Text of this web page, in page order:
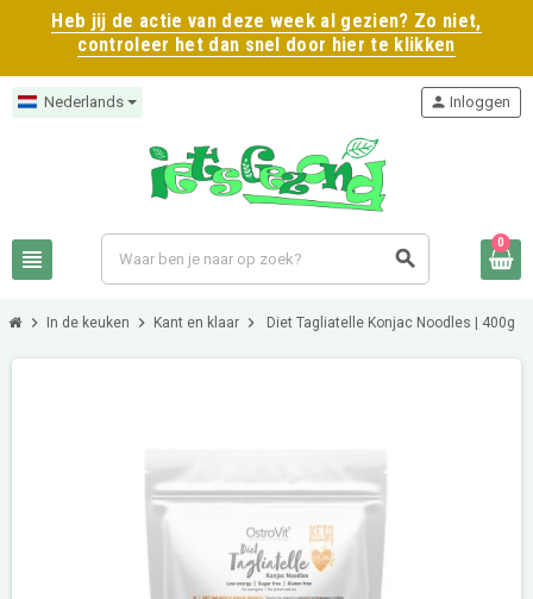
Heb jij de actie van deze week al gezien? Zo niet,
controleer het dan snel door hier te klikken
Nederlands
view_headline search
person Inloggen
0
chevron_right In de keuken chevron_right Kant en klaar chevron_right Diet Tagliatelle Konjac Noodles | 400g